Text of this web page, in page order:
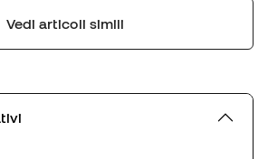
Vedi articoli simili